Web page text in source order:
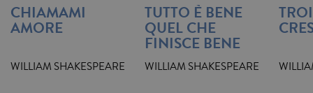
CHIAMAMI
AMORE
WILLIAM SHAKESPEARE
TUTTO È BENE
QUEL CHE
FINISCE BENE
WILLIAM SHAKESPEARE
Dominio Scadenza
Descrizione
.garzanti.it 1 giorno
Google
Analytics.